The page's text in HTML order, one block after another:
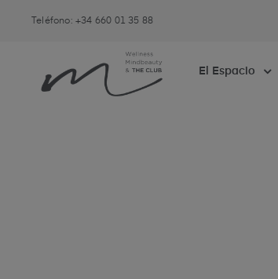
Teléfono: +34 660 01 35 88
El Espacio